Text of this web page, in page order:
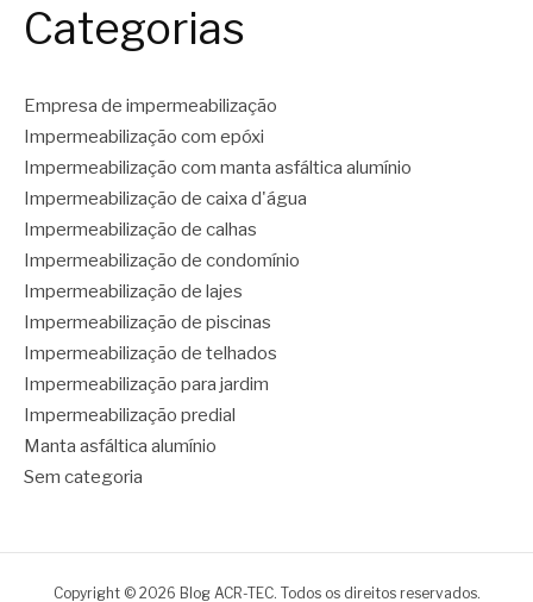
Categorias
Empresa de impermeabilização
Impermeabilização com epóxi
Impermeabilização com manta asfáltica alumínio
Impermeabilização de caixa d'água
Impermeabilização de calhas
Impermeabilização de condomínio
Impermeabilização de lajes
Impermeabilização de piscinas
Impermeabilização de telhados
Impermeabilização para jardim
Impermeabilização predial
Manta asfáltica alumínio
Sem categoria
Copyright © 2026 Blog ACR-TEC. Todos os direitos reservados.